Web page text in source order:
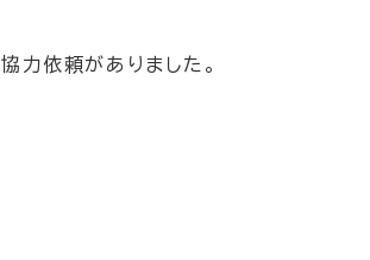
力依頼がありました。